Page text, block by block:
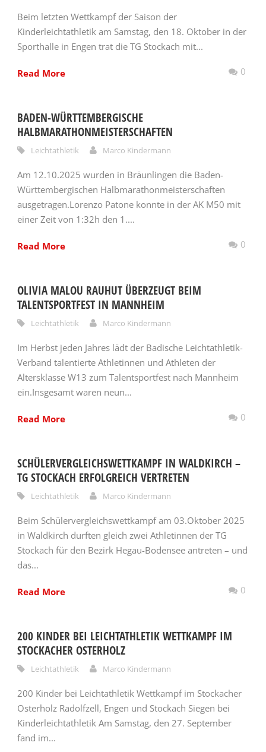
Beim letzten Wettkampf der Saison der
Kinderleichtathletik am Samstag, den 18. Oktober in der
Sporthalle in Engen trat die TG Stockach mit...
Read More 0
BADEN-WÜRTTEMBERGISCHE
HALBMARATHONMEISTERSCHAFTEN
Leichtathletik Marco Kindermann
Am 12.10.2025 wurden in Bräunlingen die Baden-
Württembergischen Halbmarathonmeisterschaften
ausgetragen.Lorenzo Patone konnte in der AK M50 mit
einer Zeit von 1:32h den 1....
Read More 0
OLIVIA MALOU RAUHUT ÜBERZEUGT BEIM
TALENTSPORTFEST IN MANNHEIM
Leichtathletik Marco Kindermann
Im Herbst jeden Jahres lädt der Badische Leichtathletik-
Verband talentierte Athletinnen und Athleten der
Altersklasse W13 zum Talentsportfest nach Mannheim
ein.Insgesamt waren neun...
Read More 0
SCHÜLERVERGLEICHSWETTKAMPF IN WALDKIRCH –
TG STOCKACH ERFOLGREICH VERTRETEN
Leichtathletik Marco Kindermann
Beim Schülervergleichswettkampf am 03.Oktober 2025
in Waldkirch durften gleich zwei Athletinnen der TG
Stockach für den Bezirk Hegau-Bodensee antreten – und
das...
Read More 0
200 KINDER BEI LEICHTATHLETIK WETTKAMPF IM
STOCKACHER OSTERHOLZ
Leichtathletik Marco Kindermann
200 Kinder bei Leichtathletik Wettkampf im Stockacher
Osterholz Radolfzell, Engen und Stockach Siegen bei
Kinderleichtathletik Am Samstag, den 27. September
fand im...